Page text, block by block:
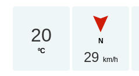
20
ºC
N
29 km/h